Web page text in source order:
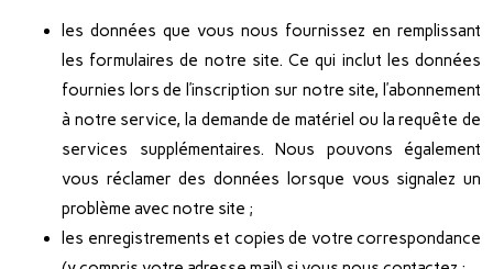
les données que vous nous fournissez en remplissant
les formulaires de notre site. Ce qui inclut les données
fournies lors de l’inscription sur notre site, l’abonnement
à notre service, la demande de matériel ou la requête de
services supplémentaires. Nous pouvons également
vous réclamer des données lorsque vous signalez un
problème avec notre site ;
les enregistrements et copies de votre correspondance